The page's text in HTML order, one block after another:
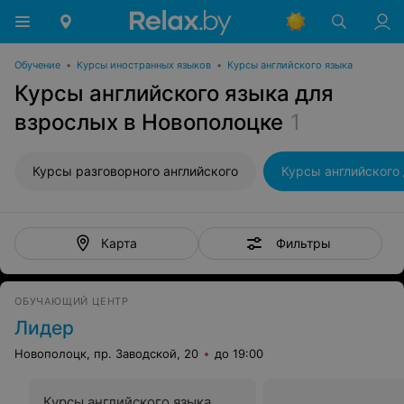
Обучение • Курсы иностранных языков • Курсы английского языка
Курсы английского языка для
взрослых в Новополоцке 1
Курсы разговорного английского
Карта Фильтры
ОБУЧАЮЩИЙ ЦЕНТР
Лидер
Новополоцк, пр. Заводской, 20 до 19:00